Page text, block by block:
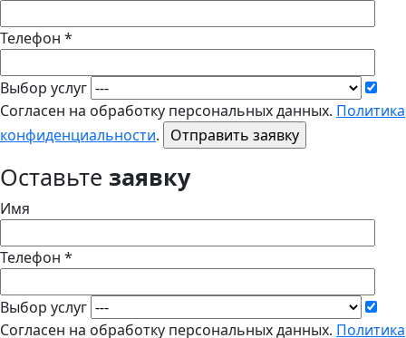
Телефон *
Выбор услуг
Согласен на обработку персональных данных. Политика
конфиденциальности.
Оставьте заявку
Имя
Телефон *
Выбор услуг
Согласен на обработку персональных данных. Политика